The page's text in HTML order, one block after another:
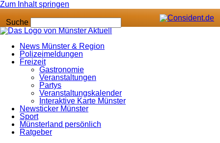
Zum Inhalt springen
Suche
News Münster & Region
Polizeimeldungen
Freizeit
Gastronomie
Veranstaltungen
Partys
Veranstaltungskalender
Interaktive Karte Münster
Newsticker Münster
Sport
Münsterland persönlich
Ratgeber